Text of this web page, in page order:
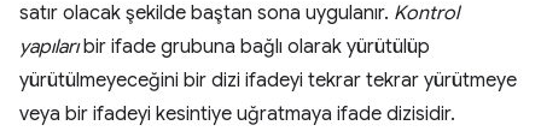
satır olacak şekilde baştan sona uygulanır. Kontrol
yapılarıbir ifade grubuna bağlı olarak yürütülüp
yürütülmeyeceğini bir dizi ifadeyi tekrar tekrar yürütmeye
veya bir ifadeyi kesintiye uğratmaya ifade dizisidir.